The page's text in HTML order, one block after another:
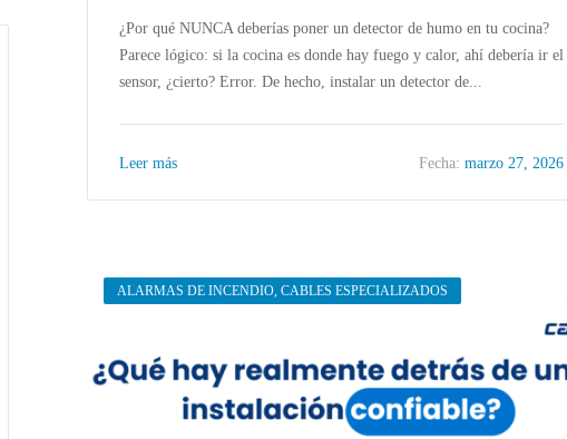
¿Por qué NUNCA deberías poner un detector de humo en tu cocina?
Parece lógico: si la cocina es donde hay fuego y calor, ahí debería ir el
sensor, ¿cierto? Error. De hecho, instalar un detector de...
Leer más Fecha: marzo 27, 2026
ALARMAS DE INCENDIO, CABLES ESPECIALIZADOS
ALARMAS DE INCENDIO
Los conductores invisibles que
ALARMAS DE INCENDIO ,
La anatomía del cable de seguridad: